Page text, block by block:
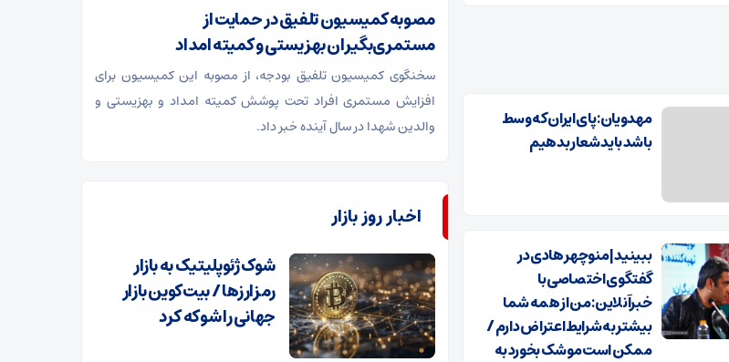
مهدویان: پای ایران که وسط
باشد باید شعار بدهیم
ببینید | منوچهر هادی در
گفتگوی اختصاصی با
خبرآنلاین: من از همه شما
بیشتر به شرایط اعتراض دارم /
ممکن است موشک بخورد به
مصوبه کمیسیون تلفیق در حمایت از
مستمری‌بگیران بهزیستی و کمیته امداد
سخنگوی کمیسیون تلفیق بودجه، از مصوبه این کمیسیون برای
افزایش مستمری افراد تحت پوشش کمیته امداد و بهزیستی و
والدین شهدا در سال آینده خبر داد.
اخبار روز بازار
شوک ژئوپلیتیک به بازار
رمزارزها / بیت‌کوین بازار
جهانی را شوکه کرد